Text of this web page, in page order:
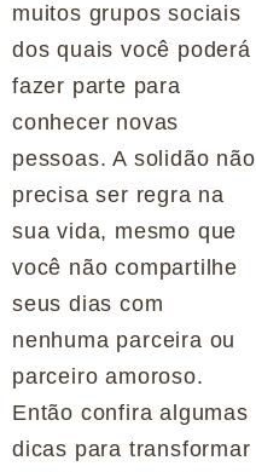
muitos grupos sociais
dos quais você poderá
fazer parte para
conhecer novas
pessoas. A solidão não
precisa ser regra na
sua vida, mesmo que
você não compartilhe
seus dias com
nenhuma parceira ou
parceiro amoroso.
Então confira algumas
dicas para transformar